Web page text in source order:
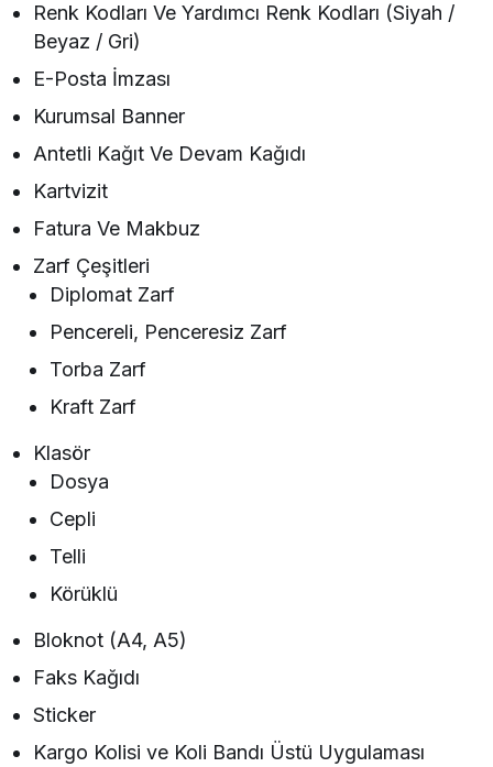
Renk Kodları Ve Yardımcı Renk Kodları (Siyah /
Beyaz / Gri)
E-Posta İmzası
Kurumsal Banner
Antetli Kağıt Ve Devam Kağıdı
Kartvizit
Fatura Ve Makbuz
Zarf Çeşitleri
Diplomat Zarf
Pencereli, Penceresiz Zarf
Torba Zarf
Kraft Zarf
Klasör
Dosya
Cepli
Telli
Körüklü
Bloknot (A4, A5)
Faks Kağıdı
Sticker
Kargo Kolisi ve Koli Bandı Üstü Uygulaması